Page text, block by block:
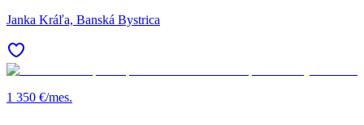
Janka Kráľa, Banská Bystrica
1 350 €/mes.